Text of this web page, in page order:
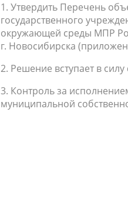
1. Утвердить Перечень
государственного
окружающей среды МПР
г. Новосибирска
2. Решение вступает в
3. Контроль за
муниципальной